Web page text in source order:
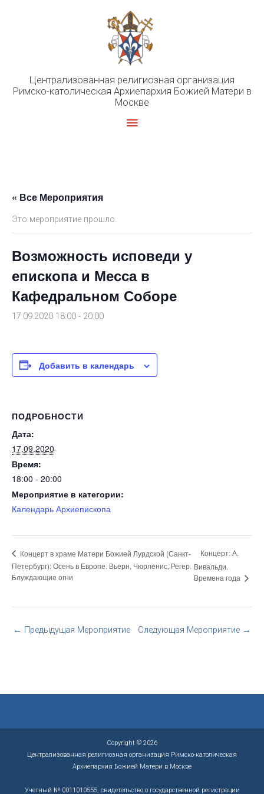
Централизованная религиозная организация
Римско-католическая Архиепархия Божией Матери в
Москве
Главное
« Все Мероприятия
Это мероприятие прошло.
Возможность исповеди у
епископа и Месса в
Кафедральном Соборе
17.09.2020 18:00 - 20:00
Добавить в календарь
ПОДРОБНОСТИ
Дата:
17.09.2020
Время:
18:00 - 20:00
Мероприятие в категории:
Календарь Архиепископа
Концерт в храме Матери Божией Лурдской (Санкт-
Петербург): Осень в Европе. Вьерн, Чюрленис, Регер.
Блуждающие огни
Концерт: А.
Вивальди.
Времена года
← Предыдущая Мероприятие Следующая Мероприятие →
Copyright © 2026
Централизованная религиозная организация Римско-католическая
Архиепархия Божией Матери в Москве
Учетный № 0011010555, свидетельство о государственной регистрации